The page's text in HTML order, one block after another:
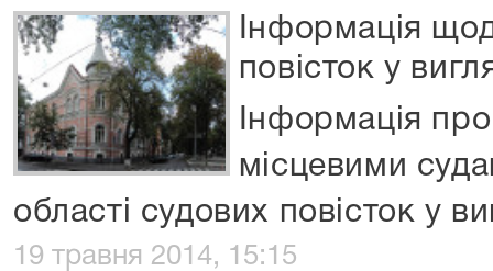
Інформація
повісток у
Інформація
місцевими
області судових повісток у
19 травня 2014, 15:15